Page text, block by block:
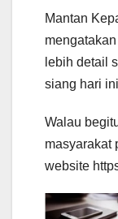
Mantan
lebih detail
siang hari
Walau
masyarakat
website